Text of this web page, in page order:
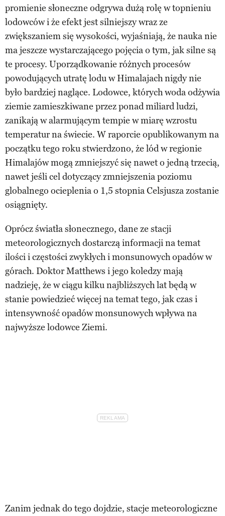
promienie słoneczne odgrywa dużą rolę w topnieniu
lodowców i że efekt jest silniejszy wraz ze
zwiększaniem się wysokości, wyjaśniają, że nauka nie
ma jeszcze wystarczającego pojęcia o tym, jak silne są
te procesy. Uporządkowanie różnych procesów
powodujących utratę lodu w Himalajach nigdy nie
było bardziej naglące. Lodowce, których woda odżywia
ziemie zamieszkiwane przez ponad miliard ludzi,
zanikają w alarmującym tempie w miarę wzrostu
temperatur na świecie. W raporcie opublikowanym na
początku tego roku stwierdzono, że lód w regionie
Himalajów mogą zmniejszyć się nawet o jedną trzecią,
nawet jeśli cel dotyczący zmniejszenia poziomu
globalnego ocieplenia o 1,5 stopnia Celsjusza zostanie
osiągnięty.
Oprócz światła słonecznego, dane ze stacji
meteorologicznych dostarczą informacji na temat
ilości i częstości zwykłych i monsunowych opadów w
górach. Doktor Matthews i jego koledzy mają
nadzieję, że w ciągu kilku najbliższych lat będą w
stanie powiedzieć więcej na temat tego, jak czas i
intensywność opadów monsunowych wpływa na
najwyższe lodowce Ziemi.
Zanim jednak do tego dojdzie, stacje meteorologiczne